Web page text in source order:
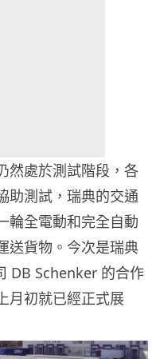
然處於測試階段，各
助測試，瑞典的交通
輪全電動和完全自動
送貨物。今次是瑞典
DB Schenker 的合作
月初就已經正式展